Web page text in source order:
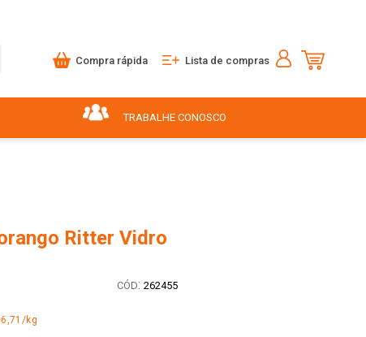
Compra rápida Lista de compras
TRABALHE CONOSCO
Ritter Vidro
: 262455
kg